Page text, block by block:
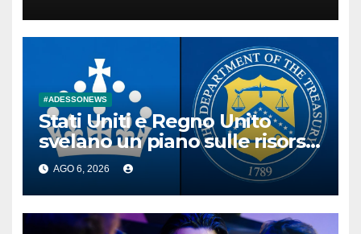
#ADESSONEWS
Stati Uniti e Regno Unito
svelano un piano sulle risorse
digitali per modernizzare il
settore finanziario
AGO 6, 2026